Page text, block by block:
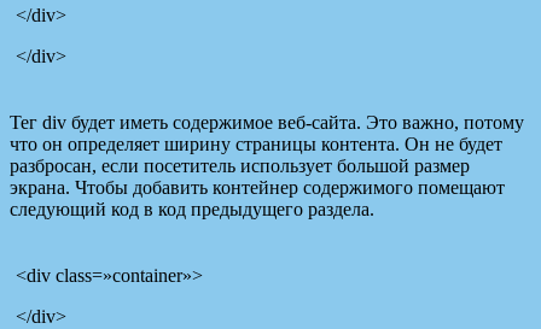
</div>
</div>
Тег div будет иметь содержимое веб-сайта. Это важно, потому
что он определяет ширину страницы контента. Он не будет
разбросан, если посетитель использует большой размер
экрана. Чтобы добавить контейнер содержимого помещают
следующий код в код предыдущего раздела.
<div class=»container»>
</div>